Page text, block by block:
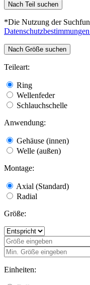
Nach Teil suchen
*Die Nutzung der
Nach Größe suchen
Teileart:
Ring
Wellenfeder
Schlauchschelle
Anwendung:
Gehäuse (innen)
Welle (außen)
Montage:
Axial (Standard)
Radial
Größe:
Einheiten: